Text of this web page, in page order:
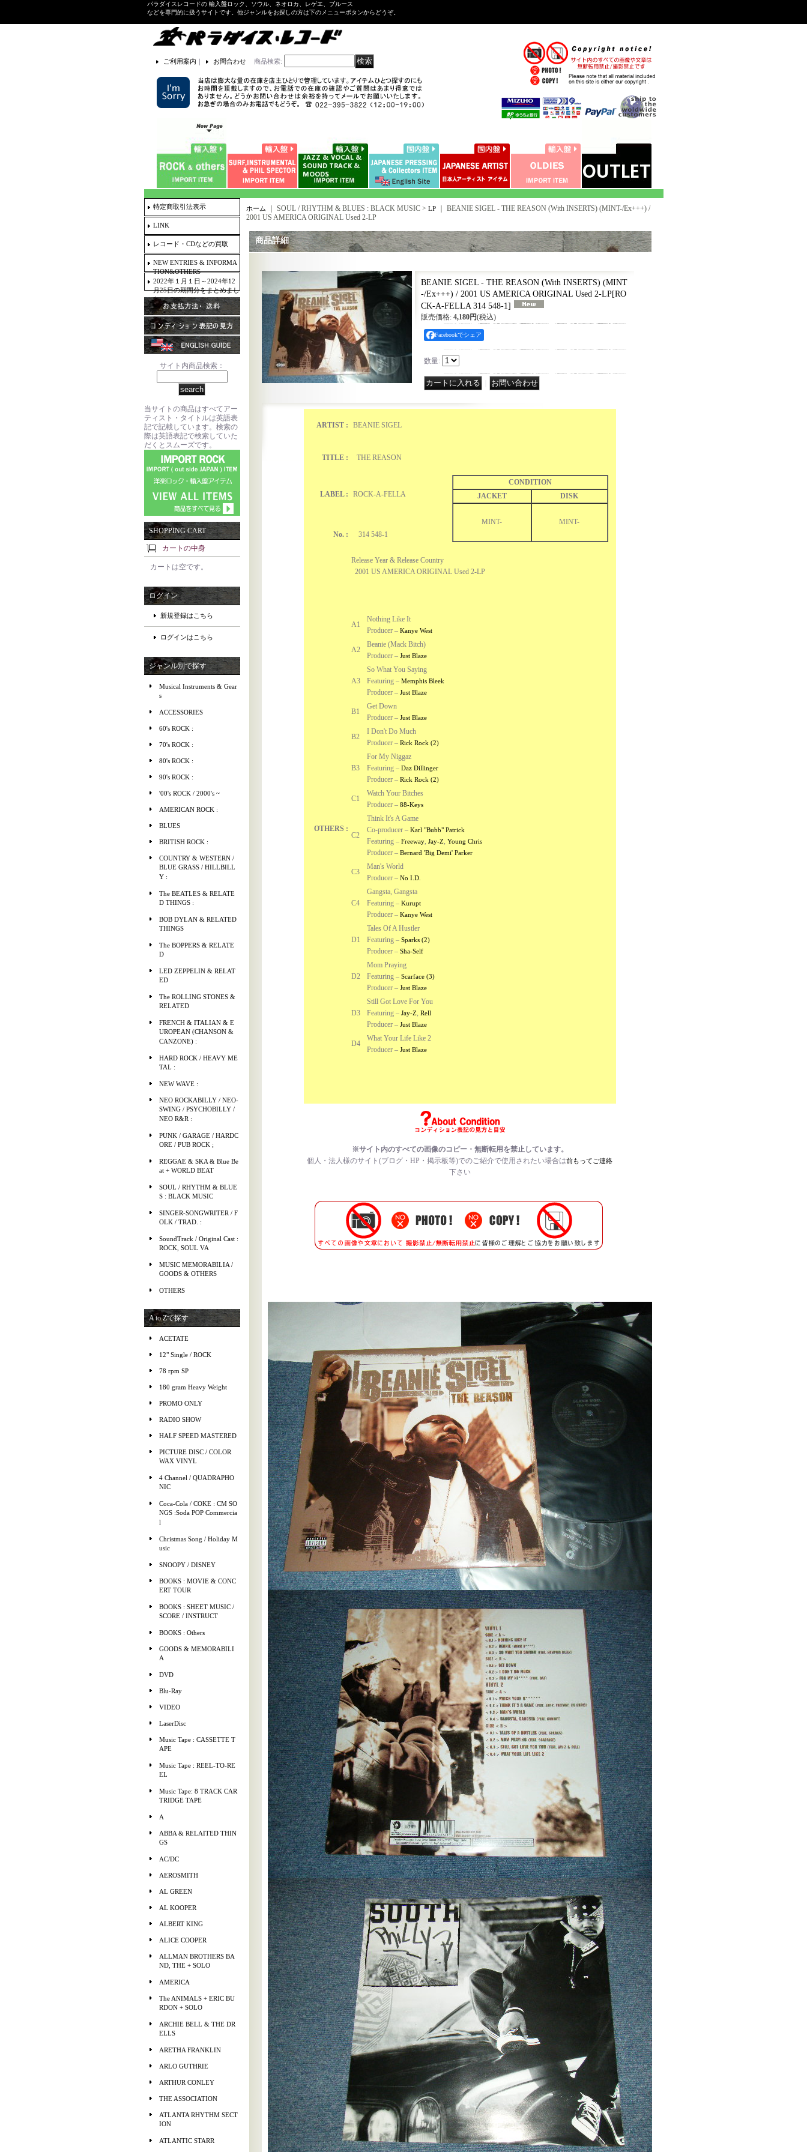
パラダイスレコードの 輸入盤ロック、ソウル、ネオロカ、レゲエ、ブルース
などを専門的に扱うサイトです。他ジャンルをお探しの方は下のメニューボタンからどうぞ。
ご利用案内 ｜ お問合わせ 商品検索:
特定商取引法表示
LINK
レコード・CDなどの買取
NEW ENTRIES & INFORMA
TION&OTHERS
2022年１月１日～2024年12
月25日の期間分をまとめまし
た。
サイト内商品検索：
当サイトの商品はすべてアー
ティスト・タイトルは英語表
記で記載しています。検索の
際は英語表記で検索していた
だくとスムーズです。
SHOPPING CART
カートの中身
カートは空です。
ログイン
新規登録はこちら
ログインはこちら
ジャンル別で探す
Musical Instruments & Gear
s
ACCESSORIES
60's ROCK :
70's ROCK :
80's ROCK :
90's ROCK :
'00's ROCK / 2000's ~
AMERICAN ROCK :
BLUES
BRITISH ROCK :
COUNTRY & WESTERN /
BLUE GRASS / HILLBILL
Y :
The BEATLES & RELATE
D THINGS :
BOB DYLAN & RELATED
THINGS
The BOPPERS & RELATE
D
LED ZEPPELIN & RELAT
ED
The ROLLING STONES &
RELATED
FRENCH & ITALIAN & E
UROPEAN (CHANSON &
CANZONE) :
HARD ROCK / HEAVY ME
TAL :
NEW WAVE :
NEO ROCKABILLY / NEO-
SWING / PSYCHOBILLY /
NEO R&R :
PUNK / GARAGE / HARDC
ORE / PUB ROCK ;
REGGAE & SKA & Blue Be
at + WORLD BEAT
SOUL / RHYTHM & BLUE
S : BLACK MUSIC
SINGER-SONGWRITER / F
OLK / TRAD. :
SoundTrack / Original Cast :
ROCK, SOUL VA
MUSIC MEMORABILIA /
GOODS & OTHERS
OTHERS
A to Zで探す
ACETATE
12" Single / ROCK
78 rpm SP
180 gram Heavy Weight
PROMO ONLY
RADIO SHOW
HALF SPEED MASTERED
PICTURE DISC / COLOR
WAX VINYL
4 Channel / QUADRAPHO
NIC
Coca-Cola / COKE : CM SO
NGS :Soda POP Commercia
l
Christmas Song / Holiday M
usic
SNOOPY / DISNEY
BOOKS : MOVIE & CONC
ERT TOUR
BOOKS : SHEET MUSIC /
SCORE / INSTRUCT
BOOKS : Others
GOODS & MEMORABILI
A
DVD
Blu-Ray
VIDEO
LaserDisc
Music Tape : CASSETTE T
APE
Music Tape : REEL-TO-RE
EL
Music Tape: 8 TRACK CAR
TRIDGE TAPE
A
ABBA & RELAITED THIN
GS
AC/DC
AEROSMITH
AL GREEN
AL KOOPER
ALBERT KING
ALICE COOPER
ALLMAN BROTHERS BA
ND, THE + SOLO
AMERICA
The ANIMALS + ERIC BU
RDON + SOLO
ARCHIE BELL & THE DR
ELLS
ARETHA FRANKLIN
ARLO GUTHRIE
ARTHUR CONLEY
THE ASSOCIATION
ATLANTA RHYTHM SECT
ION
ATLANTIC STARR
ホーム ｜ SOUL / RHYTHM & BLUES : BLACK MUSIC > LP
BEANIE SIGEL - THE REASON (With INSERTS) (MINT-/Ex+++) /
2001 US AMERICA ORIGINAL Used 2-LP
商品詳細
BEANIE SIGEL - THE REASON (With INSERTS) (MINT
-/Ex+++) / 2001 US AMERICA ORIGINAL Used 2-LP[RO
CK-A-FELLA 314 548-1]
販売価格: 4,180円(税込)
Facebookでシェア
数量:
ARTIST : BEANIE SIGEL
TITLE : THE REASON
LABEL : ROCK-A-FELLA
CONDITION
JACKET
DISK
MINT-
MINT-
No. :
314 548-1
OTHERS :
Release Year & Release Country
2001 US AMERICA ORIGINAL Used 2-LP
A1
Nothing Like It
Producer – Kanye West
A2
Beanie (Mack Bitch)
Producer – Just Blaze
A3
So What You Saying
Featuring – Memphis Bleek
Producer – Just Blaze
B1
Get Down
Producer – Just Blaze
B2
I Don't Do Much
Producer – Rick Rock (2)
B3
For My Niggaz
Featuring – Daz Dillinger
Producer – Rick Rock (2)
C1
Watch Your Bitches
Producer – 88-Keys
C2
Think It's A Game
Co-producer – Karl "Bubb" Patrick
Featuring – Freeway, Jay-Z, Young Chris
Producer – Bernard 'Big Demi' Parker
C3
Man's World
Producer – No I.D.
C4
Gangsta, Gangsta
Featuring – Kurupt
Producer – Kanye West
D1
Tales Of A Hustler
Featuring – Sparks (2)
Producer – Sha-Self
D2
Mom Praying
Featuring – Scarface (3)
Producer – Just Blaze
D3
Still Got Love For You
Featuring – Jay-Z, Rell
Producer – Just Blaze
D4
What Your Life Like 2
Producer – Just Blaze
※サイト内のすべての画像のコピー・無断転用を禁止しています。
個人・法人様のサイト(ブログ・HP・掲示板等)でのご紹介で使用されたい場合は前もってご連絡
下さい